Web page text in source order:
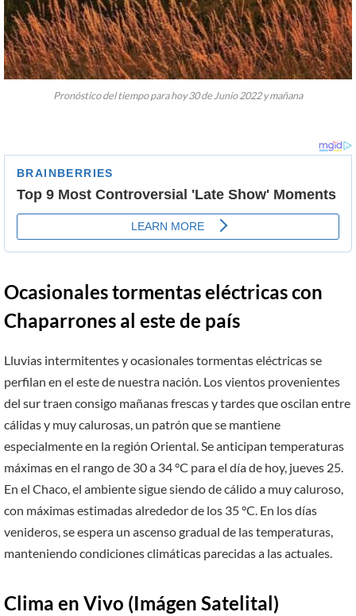
Pronóstico del tiempo para hoy 30 de Junio 2022 y mañana
Ocasionales tormentas eléctricas con
Chaparrones al este de país
Lluvias intermitentes y ocasionales tormentas eléctricas se
perfilan en el este de nuestra nación. Los vientos provenientes
del sur traen consigo mañanas frescas y tardes que oscilan entre
cálidas y muy calurosas, un patrón que se mantiene
especialmente en la región Oriental. Se anticipan temperaturas
máximas en el rango de 30 a 34 °C para el día de hoy, jueves 25.
En el Chaco, el ambiente sigue siendo de cálido a muy caluroso,
con máximas estimadas alrededor de los 35 °C. En los días
venideros, se espera un ascenso gradual de las temperaturas,
manteniendo condiciones climáticas parecidas a las actuales.
Clima en Vivo (Imágen Satelital)